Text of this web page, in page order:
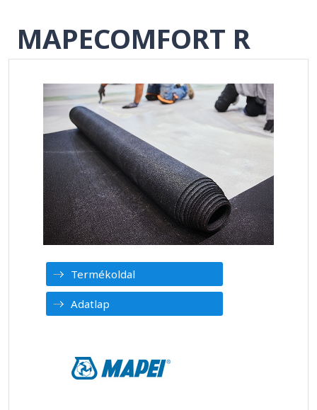
MAPECOMFORT R
Termékoldal
Adatlap